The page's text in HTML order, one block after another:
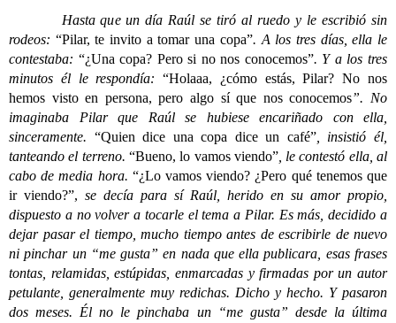
Hasta que un día Raúl se tiró al ruedo y le escribió sin
rodeos: “Pilar, te invito a tomar una copa”. A los tres días, ella le
contestaba: “¿Una copa? Pero si no nos conocemos”. Y a los tres
minutos él le respondía:“Holaaa, ¿cómo estás, Pilar? No nos
hemos visto en persona, pero algo sí que nos conocemos”. No
imaginaba Pilar que Raúl se hubiese encariñado con ella,
sinceramente. “Quien dice una copa dice un café”, insistió él,
tanteando el terreno. “Bueno, lo vamos viendo”, le contestó ella, al
cabo de media hora. “¿Lo vamos viendo? ¿Pero qué tenemos que
ir viendo?”, se decía para sí Raúl, herido en su amor propio,
dispuesto a no volver a tocarle el tema a Pilar. Es más, decidido a
dejar pasar el tiempo, mucho tiempo antes de escribirle de nuevo
ni pinchar un “me gusta” en nada que ella publicara, esas frases
tontas, relamidas, estúpidas, enmarcadas y firmadas por un autor
petulante, generalmente muy redichas. Dicho y hecho. Y pasaron
dos meses. Él no le pinchaba un “me gusta” desde la última